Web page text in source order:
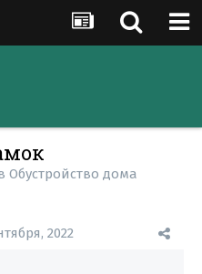
Обустройство дома
2022